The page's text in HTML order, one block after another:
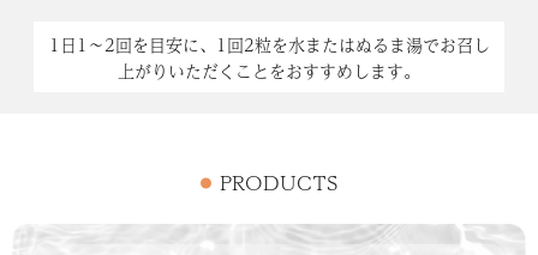
1日1～2回を目安に、1回2粒を水またはぬるま湯でお召し
上がりいただくことをおすすめします。
PRODUCTS